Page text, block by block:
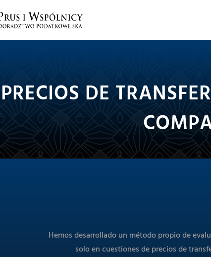
PRECIOS DE
Hemos desarrollado un método propio de
solo en cuestiones de precios de